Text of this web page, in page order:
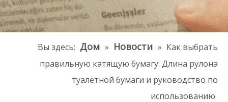
Вы здесь: Дом » Новости » Как выбрать
правильную катящую бумагу: Длина рулона
туалетной бумаги и руководство по
использованию